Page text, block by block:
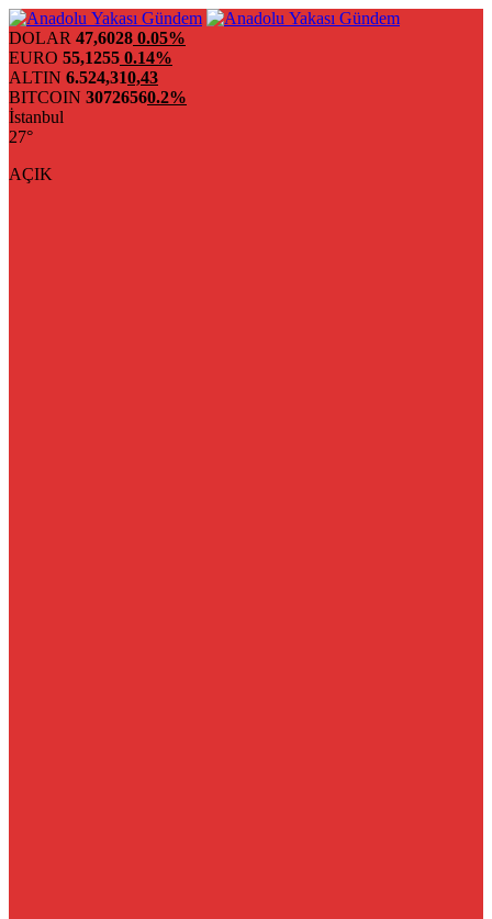
DOLAR 47,6028 0.05%
EURO 55,1255 0.14%
ALTIN 6.524,310,43
BITCOIN 30726560.2%
İstanbul
27°
AÇIK